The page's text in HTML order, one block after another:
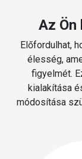
Az
Előfordulhat,
élesség,
figyelmét.
kialakítása
módosítása